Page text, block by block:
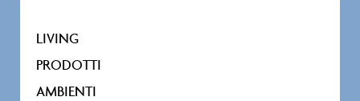
LIVING
PRODOTTI
AMBIENTI